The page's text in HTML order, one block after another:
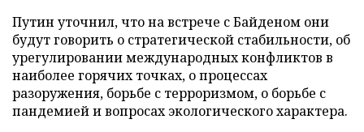
Путин уточнил, что на встрече с Байденом они
будут говорить о стратегической стабильности, об
урегулировании международных конфликтов в
наиболее горячих точках, о процессах
разоружения, борьбе с терроризмом, о борьбе с
пандемией и вопросах экологического характера.